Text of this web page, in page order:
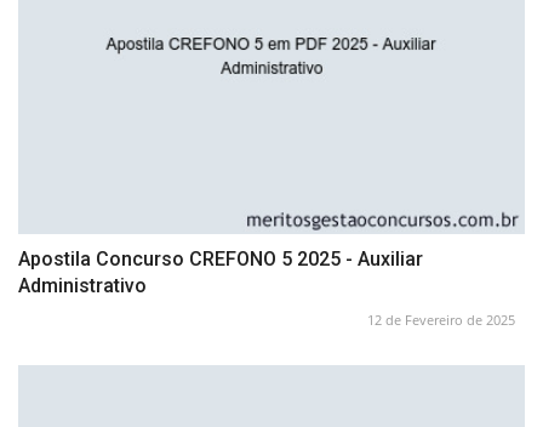
Apostila Concurso CREFONO 5 2025 - Auxiliar
Administrativo
12 de Fevereiro de 2025